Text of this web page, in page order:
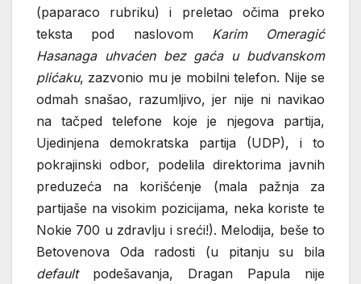
(paparaco rubriku) i preletao očima preko
teksta pod naslovom Karim Omeragić
Hasanaga uhvaćen bez gaća u budvanskom
plićaku, zazvonio mu je mobilni telefon. Nije se
odmah snašao, razumljivo, jer nije ni navikao
na tačped telefone koje je njegova partija,
Ujedinjena demokratska partija (UDP), i to
pokrajinski odbor, podelila direktorima javnih
preduzeća na korišćenje (mala pažnja za
partijaše na visokim pozicijama, neka koriste te
Nokie 700 u zdravlju i sreći!). Melodija, beše to
Betovenova Oda radosti (u pitanju su bila
default podešavanja, Dragan Papula nije